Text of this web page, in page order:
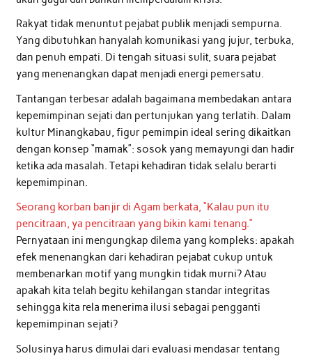
Rakyat tidak menuntut pejabat publik menjadi sempurna.
Yang dibutuhkan hanyalah komunikasi yang jujur, terbuka,
dan penuh empati. Di tengah situasi sulit, suara pejabat
yang menenangkan dapat menjadi energi pemersatu.
Tantangan terbesar adalah bagaimana membedakan antara
kepemimpinan sejati dan pertunjukan yang terlatih. Dalam
kultur Minangkabau, figur pemimpin ideal sering dikaitkan
dengan konsep “mamak”: sosok yang memayungi dan hadir
ketika ada masalah. Tetapi kehadiran tidak selalu berarti
kepemimpinan.
Seorang korban banjir di Agam berkata, “Kalau pun itu
pencitraan, ya pencitraan yang bikin kami tenang.”
Pernyataan ini mengungkap dilema yang kompleks: apakah
efek menenangkan dari kehadiran pejabat cukup untuk
membenarkan motif yang mungkin tidak murni? Atau
apakah kita telah begitu kehilangan standar integritas
sehingga kita rela menerima ilusi sebagai pengganti
kepemimpinan sejati?
Solusinya harus dimulai dari evaluasi mendasar tentang